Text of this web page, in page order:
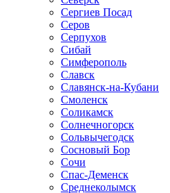
Сергиев Посад
Серов
Серпухов
Сибай
Симферополь
Славск
Славянск-на-Кубани
Смоленск
Соликамск
Солнечногорск
Сольвычегодск
Сосновый Бор
Сочи
Спас-Деменск
Среднеколымск